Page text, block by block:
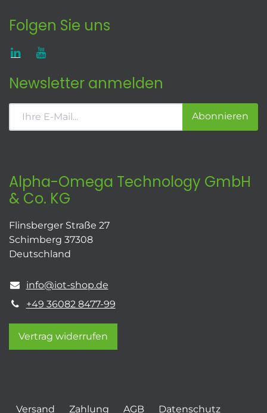
Folgen Sie uns
Newsletter anmelden
Abonnieren
Alpha-Omega Technology GmbH
& Co. KG
Flinsberger Straße 27
Schimberg 37308
Deutschland
info@iot-shop.de
+49 36082 8477-99
Vertrag widerrufen
Versand Zahlung AGB Datenschutz